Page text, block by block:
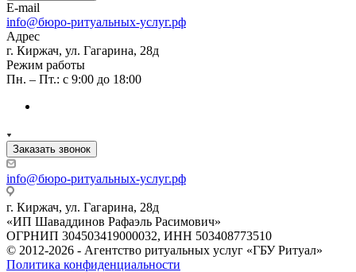
E-mail
info@бюро-ритуальных-услуг.рф
Адрес
г. Киржач, ул. Гагарина, 28д
Режим работы
Пн. – Пт.: с 9:00 до 18:00
Заказать звонок
info@бюро-ритуальных-услуг.рф
г. Киржач, ул. Гагарина, 28д
«ИП Шаваддинов Рафаэль Расимович»
ОГРНИП 304503419000032, ИНН 503408773510
© 2012-2026 - Агентство ритуальных услуг «ГБУ Ритуал»
Политика конфиденциальности